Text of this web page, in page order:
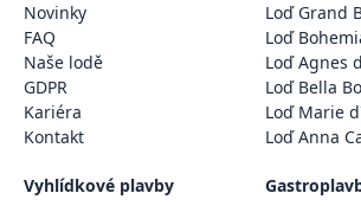
Novinky
FAQ
Naše lodě
GDPR
Kariéra
Kontakt
Loď Grand
Loď
Loď Agnes
Loď Bella
Loď Marie
Loď Anna
Vyhlídkové plavby